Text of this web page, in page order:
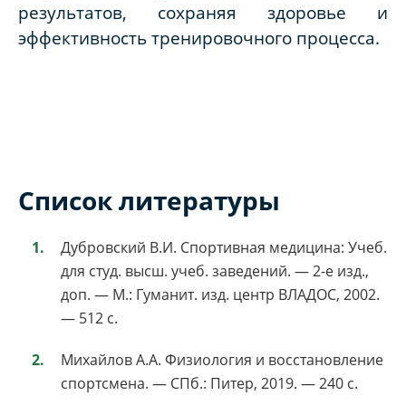
результатов, сохраняя здоровье и
эффективность тренировочного процесса.
Список литературы
Дубровский В.И. Спортивная медицина: Учеб.
для студ. высш. учеб. заведений. — 2-е изд.,
доп. — М.: Гуманит. изд. центр ВЛАДОС, 2002.
— 512 с.
Михайлов А.А. Физиология и восстановление
спортсмена. — СПб.: Питер, 2019. — 240 с.